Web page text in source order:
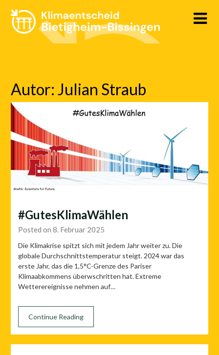
content
Autor:Julian Straub
#GutesKlimaWählen
Posted on 8. Februar 2025
Die Klimakrise spitzt sich mit jedem Jahr weiter zu. Die
globale Durchschnittstemperatur steigt. 2024 war das
erste Jahr, das die 1,5°C-Grenze des Pariser
Klimaabkommens überwschritten hat. Extreme
Wetterereignisse nehmen auf…
Continue Reading